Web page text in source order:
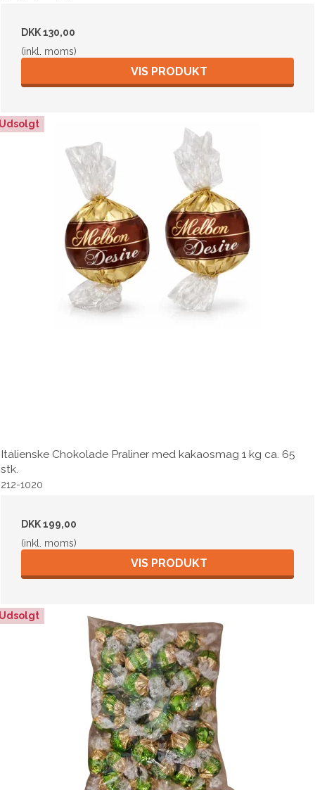
DKK 130,00
(inkl. moms)
VIS PRODUKT
Italienske Chokolade Praliner med kakaosmag 1 kg ca. 65
stk.
212-1020
DKK 199,00
(inkl. moms)
VIS PRODUKT